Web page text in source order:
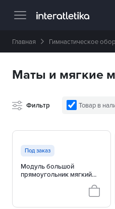
Главная Гимнастическое
Маты и мягкие
Фильтр Товар в
Под заказ
Модуль большой
прямоугольник мягкий
Gymnova EducGym 0267